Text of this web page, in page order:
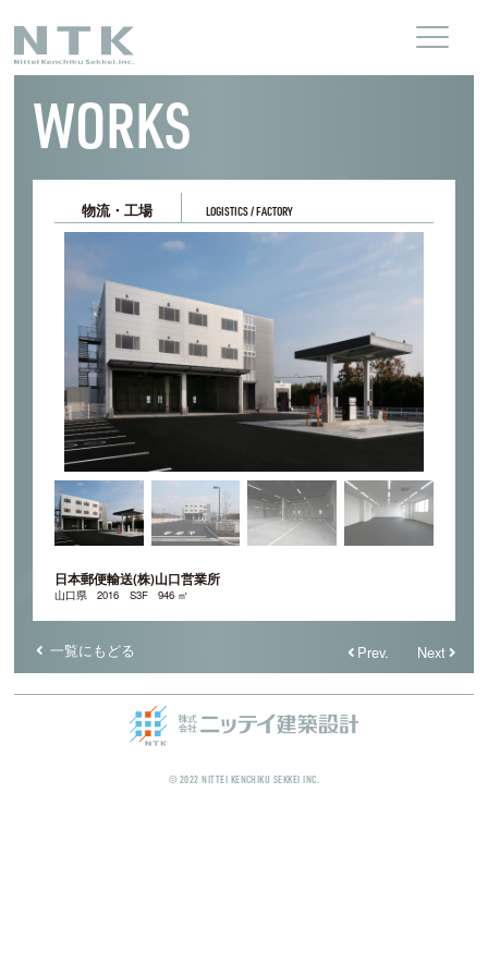
WORKS
物流・工場 LOGISTICS / FACTORY
日本郵便輸送(株)山口営業所
山口県 2016 S3F 946 ㎡
一覧にもどる Prev. Next
© 2022 NITTEI KENCHIKU SEKKEI INC.